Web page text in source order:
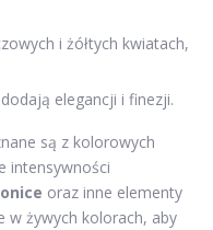
i żółtych kwiatach,
elegancji i finezji.
są z kolorowych
intensywności
oraz inne elementy
w żywych kolorach, aby